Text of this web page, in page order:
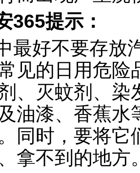
365提示：
好不要存放汽
见的日用危
、灭蚊剂、
油漆、香蕉水
同时，要将它
拿不到的地方